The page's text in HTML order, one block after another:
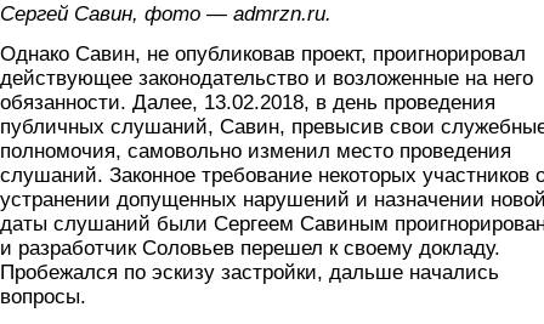
Сергей Савин, фото — admrzn.ru.
Однако Савин, не опубликовав проект, проигнорировал
действующее законодательство и возложенные на него
обязанности. Далее, 13.02.2018, в день проведения
публичных слушаний, Савин, превысив свои
полномочия, самовольно изменил место проведения
слушаний. Законное требование некоторых участников
устранении допущенных нарушений и назначении
даты слушаний были Сергеем Савиным
и разработчик Соловьев перешел к своему докладу.
Пробежался по эскизу застройки, дальше начались
вопросы.